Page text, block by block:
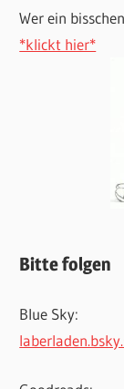
Wer ein
*klickt hier*
Bitte folgen
Blue Sky: